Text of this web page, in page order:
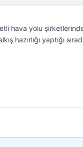
hava yolu
hazırlığı yaptığı